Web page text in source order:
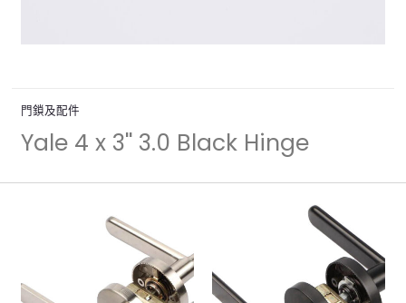
門鎖及配件
Yale 4 x 3'' 3.0 Black Hinge